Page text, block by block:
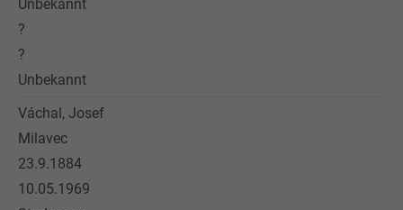
Unbekannt
?
?
Unbekannt
Váchal, Josef
Milavec
23.9.1884
10.05.1969